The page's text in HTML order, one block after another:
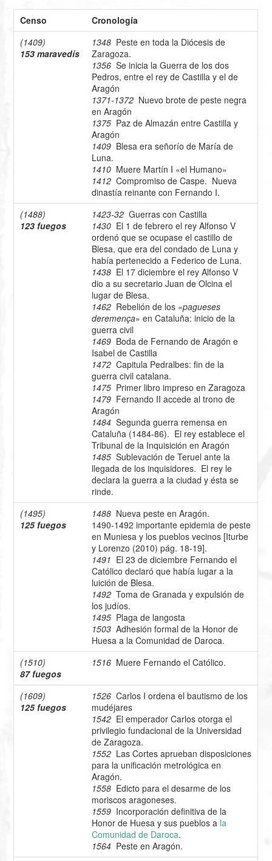
Censo
Cronología
(1409)
153 maravedís
1348 Peste en toda la Diócesis de
Zaragoza.
1356 Se inicia la Guerra de los dos
Pedros, entre el rey de Castilla y el de
Aragón
1371-1372 Nuevo brote de peste negra
en Aragón
1375 Paz de Almazán entre Castilla y
Aragón
1409 Blesa era señorío de María de
Luna.
1410 Muere Martín I «el Humano»
1412 Compromiso de Caspe. Nueva
dinastía reinante con Fernando I.
(1488)
123 fuegos
1423-32 Guerras con Castilla
1430 El 1 de febrero el rey Alfonso V
ordenó que se ocupase el castillo de
Blesa, que era del condado de Luna y
había pertenecido a Federico de Luna.
1438 El 17 diciembre el rey Alfonso V
dio a su secretario Juan de Olcina el
lugar de Blesa.
1462 Rebelión de los «pagueses
deremença» en Cataluña: inicio de la
guerra civil
1469 Boda de Fernando de Aragón e
Isabel de Castilla
1472 Capitula Pedralbes: fin de la
guerra civil catalana.
1475 Primer libro impreso en Zaragoza
1479 Fernando II accede al trono de
Aragón
1484 Segunda guerra remensa en
Cataluña (1484-86). El rey establece el
Tribunal de la Inquisición en Aragón
1485 Sublevación de Teruel ante la
llegada de los inquisidores. El rey le
declara la guerra a la ciudad y ésta se
rinde.
(1495)
125 fuegos
1488 Nueva peste en Aragón.
1490-1492 importante epidemia de peste
en Muniesa y los pueblos vecinos [Iturbe
y Lorenzo (2010) pág. 18-19].
1491 El 23 de diciembre Fernando el
Católico declaró que había lugar a la
luición de Blesa.
1492 Toma de Granada y expulsión de
los judíos.
1495 Plaga de langosta
1503 Adhesión formal de la Honor de
Huesa a la Comunidad de Daroca.
(1510)
87 fuegos
1516 Muere Fernando el Católico.
(1609)
125 fuegos
1526 Carlos I ordena el bautismo de los
mudéjares
1542 El emperador Carlos otorga el
privilegio fundacional de la Universidad
de Zaragoza.
1552 Las Cortes aprueban disposiciones
para la unificación metrológica en
Aragón.
1558 Edicto para el desarme de los
moriscos aragoneses.
1559 Incorporación definitiva de la
Honor de Huesa y sus pueblos a la
Comunidad de Daroca.
1564 Peste en Aragón.